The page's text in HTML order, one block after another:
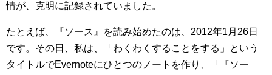
情が、克明に記録されていました。
たとえば、『ソース』を読み始めたのは、2012年1月26日
です。その日、私は、「わくわくすることをする」という
タイトルでEvernoteにひとつのノートを作り、「『ソー